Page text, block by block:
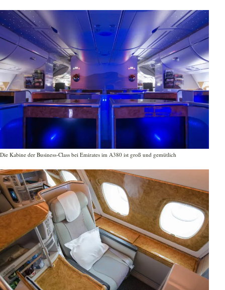
Die Kabine der Business-Class bei Emirates im A380 ist groß und gemütlich